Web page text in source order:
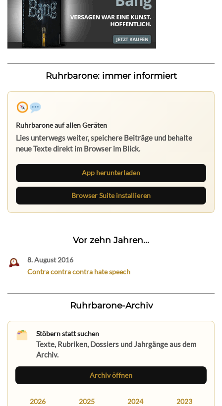
Ruhrbarone: immer informiert
Ruhrbarone auf allen Geräten
Lies unterwegs weiter, speichere Beiträge und behalte
neue Texte direkt im Browser im Blick.
App herunterladen
Browser Suite installieren
Vor zehn Jahren...
8. August 2016
Contra contra contra hate speech
Ruhrbarone-Archiv
Stöbern statt suchen
Texte, Rubriken, Dossiers und Jahrgänge aus dem
Archiv.
Archiv öffnen
2026 2025 2024 2023